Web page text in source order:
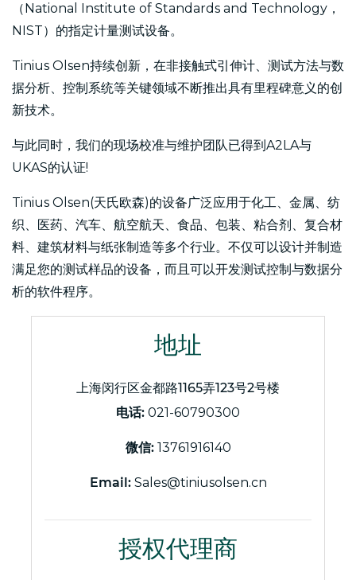
（National Institute of Standards and Technology，
NIST）的指定计量测试设备。
Tinius Olsen持续创新，在非接触式引伸计、测试方法与数
据分析、控制系统等关键领域不断推出具有里程碑意义的创
新技术。
与此同时，我们的现场校准与维护团队已得到A2LA与
UKAS的认证!
Tinius Olsen(天氏欧森)的设备广泛应用于化工、金属、纺
织、医药、汽车、航空航天、食品、包装、粘合剂、复合材
料、建筑材料与纸张制造等多个行业。不仅可以设计并制造
满足您的测试样品的设备，而且可以开发测试控制与数据分
析的软件程序。
地址
上海闵行区金都路1165弄123号2号楼
电话: 021-60790300
微信:13761916140
Email: Sales@tiniusolsen.cn
授权代理商